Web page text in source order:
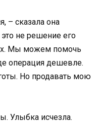
– сказала она
не решение его
Мы можем помочь
операция дешевле.
Но продавать мою
Улыбка исчезла.